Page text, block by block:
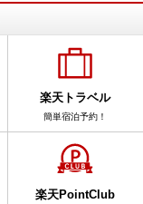
楽天トラベル
簡単宿泊予約！
楽天PointClub